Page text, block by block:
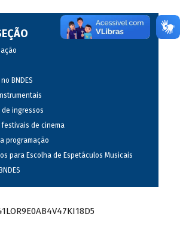
BNDES
de ingressos
festivais de cinema
programação
para Escolha de Espetáculos Musicais